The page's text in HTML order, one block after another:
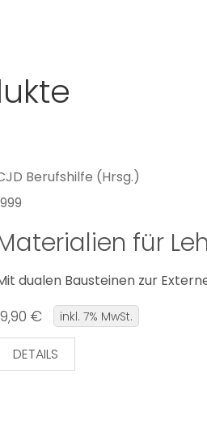
Berufshilfe (Hrsg.)
für
dualen Bausteinen zur
€ inkl. 7% MwSt.
DETAILS